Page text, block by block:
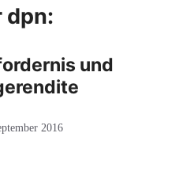
dpn:
und
2016